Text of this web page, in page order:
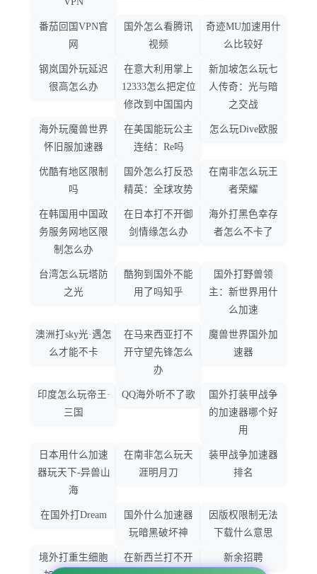
番茄回国VPN官
网
国外怎么看腾讯
视频
奇迹MU加速用什
么比较好
钢岚国外玩延迟
很高怎么办
在意大利用掌上
12333怎么把定位
修改到中国国内
新加坡怎么玩七
人传奇：光与暗
之交战
海外玩魔兽世界
怀旧服加速器
在美国能玩公主
连结：Re吗
怎么玩Dive欧服
优酷有地区限制
吗
国外怎么打反恐
精英：全球攻势
在南非怎么玩王
者荣耀
在韩国用中国政
务服务网地区限
制怎么办
在日本打不开御
剑情缘怎么办
海外打黑色幸存
者怎么不卡了
台湾怎么玩塔防
之光
酷狗到国外不能
用了吗知乎
国外打野兽领
主：新世界用什
么加速
澳洲打sky光·遇怎
么才能不卡
在马来西亚打不
开守望先锋怎么
办
魔兽世界国外加
速器
印度怎么玩帝王·
三国
QQ海外听不了歌
国外打装甲战争
的加速器哪个好
用
日本用什么加速
器玩天下-异兽山
海
在南非怎么玩天
涯明月刀
装甲战争加速器
排名
在国外打Dream
国外什么加速器
玩暗黑破坏神
因版权限制无法
下载什么意思
境外打重生细胞
在新西兰打不开
新余招聘